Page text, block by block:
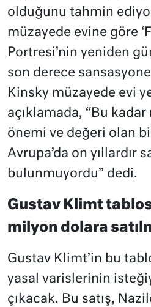
olduğunu tahmin
müzayede evine göre
Portresi’nin yeniden
son derece
Kinsky müzayede evi
açıklamada, “Bu
önemi ve değeri olan
Avrupa’da on yıllardır
bulunmuyordu” dedi.
Gustav Klimt
milyon dolara
Gustav Klimt’in bu
yasal varislerinin
çıkacak. Bu satış,